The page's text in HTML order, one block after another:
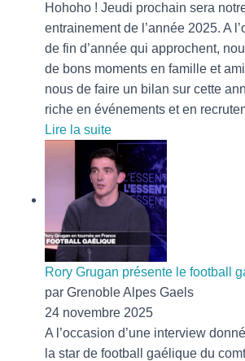
Hohoho ! Jeudi prochain sera
entrainement de l’année 2025. A
de fin d’année qui approchent,
de bons moments en famille et
nous de faire un bilan sur cette
riche en événements et en
Lire la suite:
Le
GAG
à
l’heure
de
noël
!!
Rory Grugan présente le football
par Grenoble Alpes Gaels
24 novembre 2025
A l’occasion d’une interview
la star de football gaélique du